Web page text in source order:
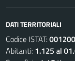
DATI TERRITORIALI
Codice ISTAT:001200
Abitanti: 1.125 al